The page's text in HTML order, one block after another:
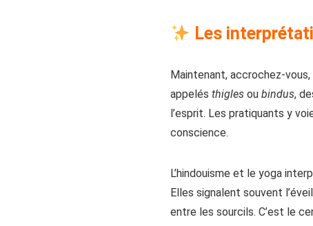
Les
Maintenant, accrochez-
appelés thigles ou bindus,
l’esprit. Les pratiquants y
conscience.
L’hindouisme et le yoga
Elles signalent souvent
entre les sourcils. C’est le